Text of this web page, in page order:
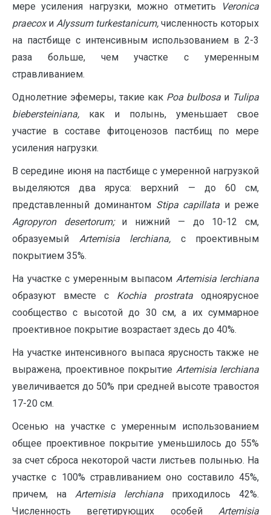
мере усиления нагрузки, можно отметить
Veronica
praecoxи Alyssum turkestanicum, численность которых
на пастбище с интенсивным использованием в 2-3
раза больше, чем участке с умеренным
стравливанием.
Однолетние эфемеры, такие как Poa bulbosa и Tulipa
biebersteiniana, как и полынь, уменьшает свое
участие в составе фитоценозов пастбищ по мере
усиления нагрузки.
В середине июня на пастбище с умеренной нагрузкой
выделяются два яруса: верхний — до 60 см,
представленный доминантом Stipa capillata и реже
Agropyron
desertorum; и нижний — до 10-12 см,
образуемый Artemisia lerchiana, с проективным
покрытием 35%.
На участке с умеренным выпасом Artemisia lerchiana
образуют вместе с Kochia prostrata одноярусное
сообщество с высотой до 30 см, а их суммарное
проективное покрытие возрастает здесь до 40%.
На участке интенсивного выпаса ярусность также не
выражена, проективное покрытие Artemisia lerchiana
увеличивается до 50% при средней высоте травостоя
17-20 см.
Осенью на участке с умеренным использованием
общее проективное покрытие уменьшилось до 55%
за счет сброса некоторой части листьев полынью. На
участке с 100% стравливанием оно составило 45%,
причем, на Artemisia lerchiana приходилось 42%.
Численность вегетирующих особей Artemisia